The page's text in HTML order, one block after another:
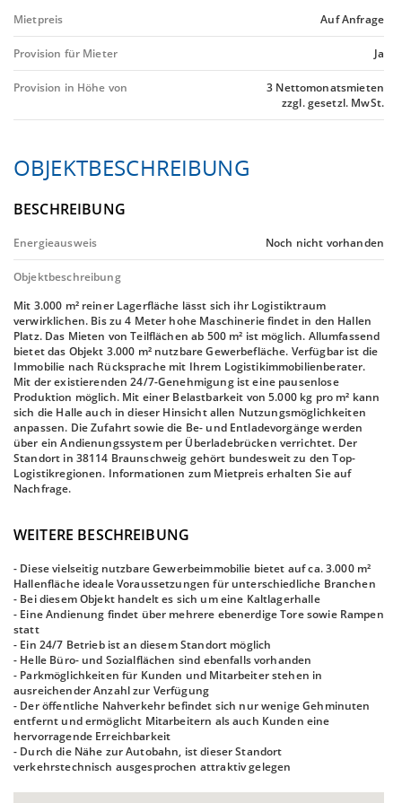
Mietpreis Auf Anfrage
Provision für Mieter Ja
Provision in Höhe von
3 Nettomonatsmieten
zzgl. gesetzl. MwSt.
OBJEKTBESCHREIBUNG
BESCHREIBUNG
Energieausweis Noch nicht vorhanden
Objektbeschreibung
Mit 3.000 m² reiner Lagerfläche lässt sich ihr Logistiktraum
verwirklichen. Bis zu 4 Meter hohe Maschinerie findet in den Hallen
Platz. Das Mieten von Teilflächen ab 500 m² ist möglich. Allumfassend
bietet das Objekt 3.000 m² nutzbare Gewerbefläche. Verfügbar ist die
Immobilie nach Rücksprache mit Ihrem Logistikimmobilienberater.
Mit der existierenden 24/7-Genehmigung ist eine pausenlose
Produktion möglich. Mit einer Belastbarkeit von 5.000 kg pro m² kann
sich die Halle auch in dieser Hinsicht allen Nutzungsmöglichkeiten
anpassen. Die Zufahrt sowie die Be- und Entladevorgänge werden
über ein Andienungssystem per Überladebrücken verrichtet. Der
Standort in 38114 Braunschweig gehört bundesweit zu den Top-
Logistikregionen. Informationen zum Mietpreis erhalten Sie auf
Nachfrage.
WEITERE BESCHREIBUNG
- Diese vielseitig nutzbare Gewerbeimmobilie bietet auf ca. 3.000 m²
Hallenfläche ideale Voraussetzungen für unterschiedliche Branchen
- Bei diesem Objekt handelt es sich um eine Kaltlagerhalle
- Eine Andienung findet über mehrere ebenerdige Tore sowie Rampen
statt
- Ein 24/7 Betrieb ist an diesem Standort möglich
- Helle Büro- und Sozialflächen sind ebenfalls vorhanden
- Parkmöglichkeiten für Kunden und Mitarbeiter stehen in
ausreichender Anzahl zur Verfügung
- Der öffentliche Nahverkehr befindet sich nur wenige Gehminuten
entfernt und ermöglicht Mitarbeitern als auch Kunden eine
hervorragende Erreichbarkeit
- Durch die Nähe zur Autobahn, ist dieser Standort
verkehrstechnisch ausgesprochen attraktiv gelegen